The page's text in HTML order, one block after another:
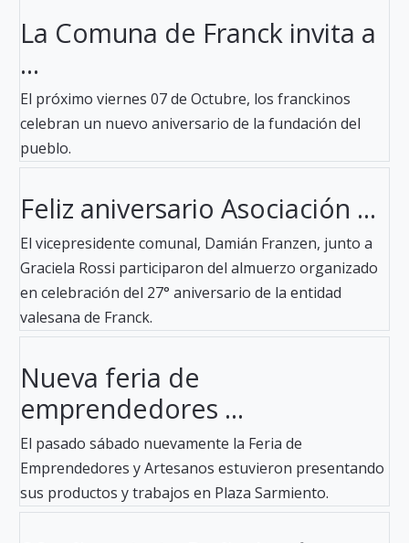
La Comuna de Franck invita a
...
El próximo viernes 07 de Octubre, los franckinos
celebran un nuevo aniversario de la fundación del
pueblo.
Feliz aniversario Asociación ...
El vicepresidente comunal, Damián Franzen, junto a
Graciela Rossi participaron del almuerzo organizado
en celebración del 27° aniversario de la entidad
valesana de Franck.
Nueva feria de
emprendedores ...
El pasado sábado nuevamente la Feria de
Emprendedores y Artesanos estuvieron presentando
sus productos y trabajos en Plaza Sarmiento.